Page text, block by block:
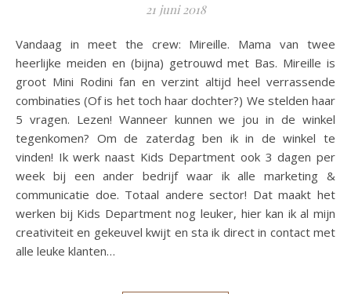
21 juni 2018
Vandaag in meet the crew: Mireille. Mama van twee
heerlijke meiden en (bijna) getrouwd met Bas. Mireille is
groot Mini Rodini fan en verzint altijd heel verrassende
combinaties (Of is het toch haar dochter?) We stelden haar
5 vragen. Lezen! Wanneer kunnen we jou in de winkel
tegenkomen? Om de zaterdag ben ik in de winkel te
vinden! Ik werk naast Kids Department ook 3 dagen per
week bij een ander bedrijf waar ik alle marketing &
communicatie doe. Totaal andere sector! Dat maakt het
werken bij Kids Department nog leuker, hier kan ik al mijn
creativiteit en gekeuvel kwijt en sta ik direct in contact met
alle leuke klanten…